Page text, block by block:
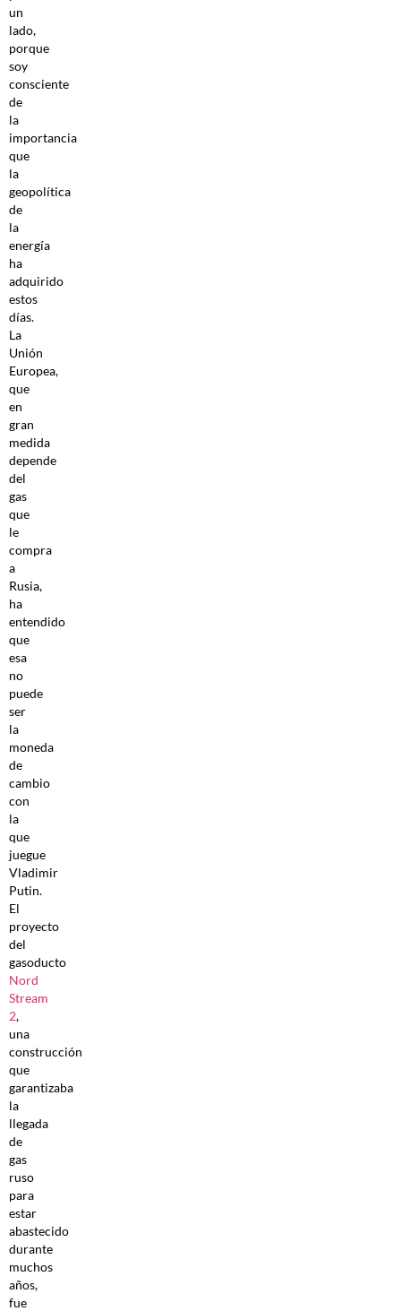
un
lado,
porque
soy
consciente
de
la
importancia
que
la
geopolítica
de
la
energía
ha
adquirido
estos
días.
La
Unión
Europea,
que
en
gran
medida
depende
del
gas
que
le
compra
a
Rusia,
ha
entendido
que
esa
no
puede
ser
la
moneda
de
cambio
con
la
que
juegue
Vladimir
Putin.
El
proyecto
del
gasoducto
Nord
Stream
2,
una
construcción
que
garantizaba
la
llegada
de
gas
ruso
para
estar
abastecido
durante
muchos
años,
fue